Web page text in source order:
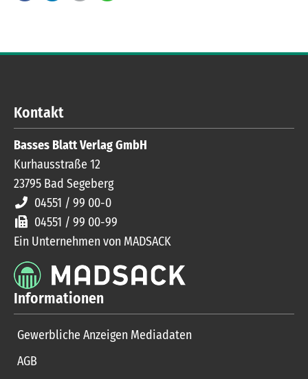
Kontakt
Basses Blatt Verlag GmbH
Kurhausstraße 12
23795 Bad Segeberg
04551 / 99 00-0
04551 / 99 00-99
Ein Unternehmen von MADSACK
Informationen
Gewerbliche Anzeigen Mediadaten
AGB